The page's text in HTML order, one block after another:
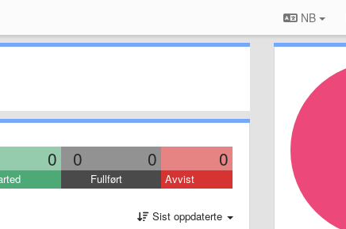
NB
0 0 0 0
Fullført Avvist
Sist oppdaterte